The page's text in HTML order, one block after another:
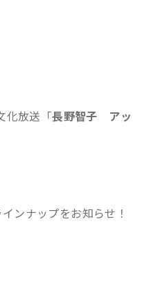
化放送「長野智子 アッ
ンナップをお知らせ！